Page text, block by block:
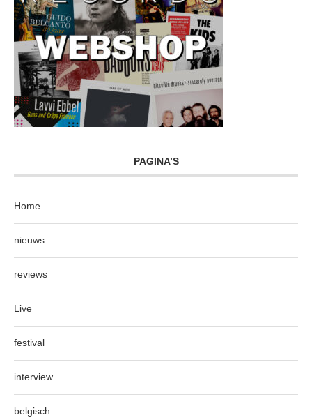
PAGINA’S
Home
nieuws
reviews
Live
festival
interview
belgisch